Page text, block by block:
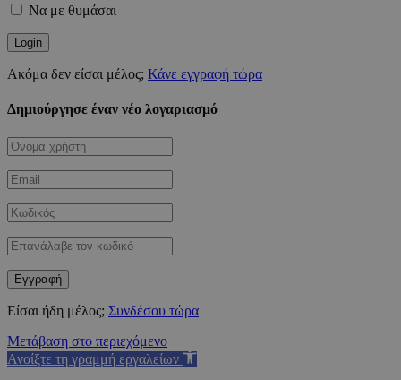
Να με θυμάσαι
Ακόμα δεν είσαι μέλος; Κάνε εγγραφή τώρα
Δημιούργησε έναν νέο λογαριασμό
Είσαι ήδη μέλος; Συνδέσου τώρα
Μετάβαση στο περιεχόμενο
Ανοίξτε τη γραμμή εργαλείων